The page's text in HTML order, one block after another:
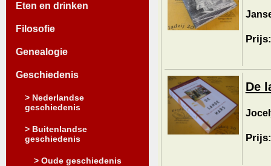
Eten en drinken
Filosofie
Genealogie
Geschiedenis
> Nederlandse
geschiedenis
> Buitenlandse
geschiedenis
> Oude geschiedenis
De